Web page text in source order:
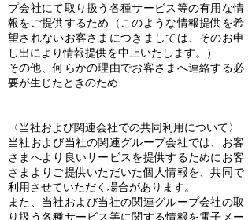
プ会社にて取り扱う各種サービス等の有用な情
報をご提供するため（このような情報提供を希
望されないお客さまにつきましては、そのお申
し出により情報提供を中止いたします。）
その他、何らかの理由でお客さまへ連絡する必
要が生じたときのため
〈当社および関連会社での共同利用について〉
当社および当社の関連グループ会社では、お客
さまへより良いサービスを提供するためにお客
さまよりご提供いただいた個人情報を、共同で
利用させていただく場合があります。
また、当社および当社の関連グループ会社の取
り扱う各種サービス等に関する情報を電子メー